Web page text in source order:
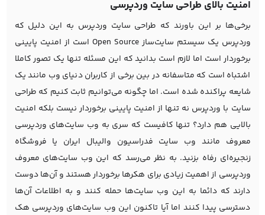
امنیت بالای طراحی سایت وردپرسی
برخی‌ها بر این باورند که طراحی سایت وردپرس به این دلیل که
وردپرس یک سیستم سایت‌ساز Open Source است از امنیت پایینی
برخوردار است اما لازم است بدانید که این مسئله تنها یک تصور کاملا
اشتباه است که متاسفانه در بین برخی از کاربران دنیای وب مانند یک
شایعه پراکنده شده است. اما چگونه می‌توانیم ثابت کنیم که طراحی
سایت با وردپرس نه تنها از امنیت پایینی برخوردار نیست بلکه امنیت
بالایی هم دارد؟ تنها کافیست که سری به وب سایت‌های وردپرسی
معروف مانند وب سایت فدراسیون والیبال ایران یا فروشگاه
زنجیره‌ای رفاه بزنید. به نظر می‌رسد که این وب سایت‌های معروف
وردپرسی از اهمیت زیادی برای هکرها برخوردار هستند و آن‌ها دوست
دارند که دائما به این وب سایت‌ها حمله کنند و به اطلاعات آن‌ها
دسترسی پیدا کنند اما آیا تاکنون این وب سایت‌های وردپرسی هک